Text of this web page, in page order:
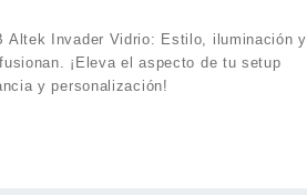
Altek Invader Vidrio: Estilo, iluminación y
¡Eleva el aspecto de tu setup
y personalización!